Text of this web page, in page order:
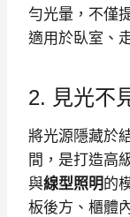
勻光暈，不僅
適用於臥室、
2. 見光不
將光源隱藏於
間，是打造高
與線型照明的
板後方、櫃體